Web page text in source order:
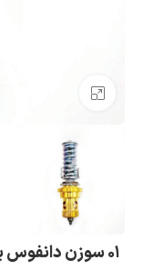
۰۱ سوزن دانفوس پايه ۵